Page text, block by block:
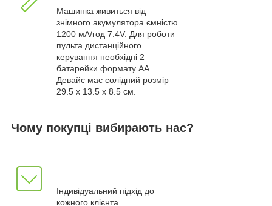
Машинка живиться від
знімного акумулятора ємністю
1200 мА/год 7.4V. Для роботи
пульта дистанційного
керування необхідні 2
батарейки формату AA.
Девайс має солідний розмір
29.5 x 13.5 x 8.5 см.
Чому покупці вибирають нас?
Індивідуальний підхід до
кожного клієнта.